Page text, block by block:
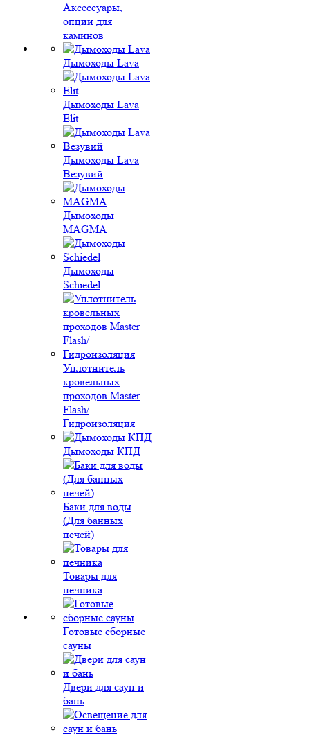
Аксессуары,
опции для
каминов
Дымоходы Lava
Дымоходы Lava
Elit
Дымоходы Lava
Везувий
Дымоходы
MAGMA
Дымоходы
Schiedel
Уплотнитель
кровельных
проходов Master
Flash/
Гидроизоляция
Дымоходы КПД
Баки для воды
(Для банных
печей)
Товары для
печника
Готовые сборные
сауны
Двери для саун и
бань